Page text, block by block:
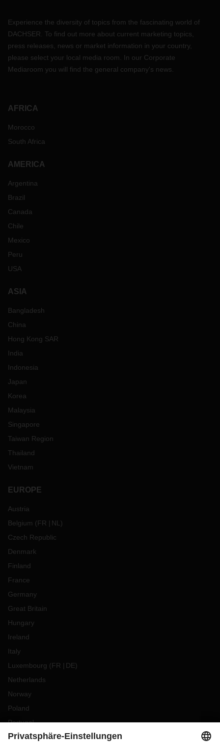
Experience the diversity of topics from the fascinating world of
DACHSER. To find out more about current marketing topics,
press releases, news or market information in your country,
please select your local media room. In our Corporate
Mediaroom you will find the general company's news.
AFRICA
Morocco
South Africa
AMERICA
Argentina
Brazil
Canada
Chile
Mexico
Peru
USA
ASIA
Bangladesh
China
Hong Kong SAR
India
Indonesia
Japan
Korea
Malaysia
Singapore
Taiwan Region
Thailand
Vietnam
EUROPE
Austria
Belgium (FR NL )
Czech Republic
Denmark
Finland
France
Germany
Great Britain
Hungary
Ireland
Italy
Luxembourg (FR DE)
Netherlands
Norway
Poland
Portugal
Romania